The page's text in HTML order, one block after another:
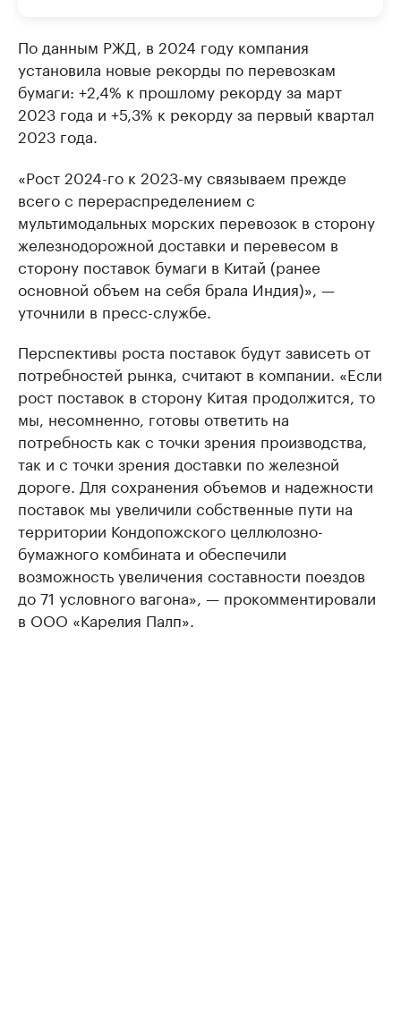
По данным РЖД, в 2024 году компания
установила новые рекорды по перевозкам
бумаги: +2,4% к прошлому рекорду за март
2023 года и +5,3% к рекорду за первый квартал
2023 года.
«Рост 2024-го к 2023-му связываем прежде
всего с перераспределением с
мультимодальных морских перевозок в сторону
железнодорожной доставки и перевесом в
сторону поставок бумаги в Китай (ранее
основной объем на себя брала Индия)», —
уточнили в пресс-службе.
Перспективы роста поставок будут зависеть от
потребностей рынка, считают в компании. «Если
рост поставок в сторону Китая продолжится, то
мы, несомненно, готовы ответить на
потребность как с точки зрения производства,
так и с точки зрения доставки по железной
дороге. Для сохранения объемов и надежности
поставок мы увеличили собственные пути на
территории Кондопожского целлюлозно-
бумажного комбината и обеспечили
возможность увеличения составности поездов
до 71 условного вагона», — прокомментировали
в ООО «Карелия Палп».